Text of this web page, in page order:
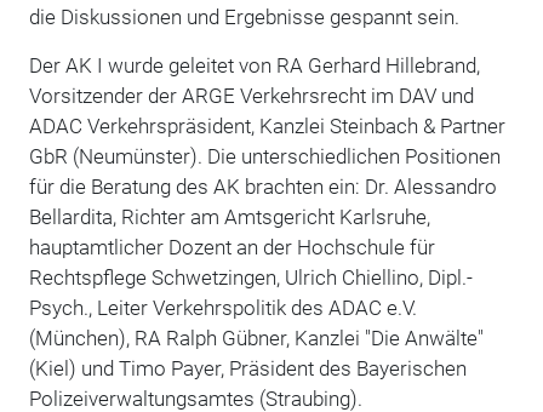
die Diskussionen und Ergebnisse gespannt sein.
Der AK I wurde geleitet von RA Gerhard Hillebrand,
Vorsitzender der ARGE Verkehrsrecht im DAV und
ADAC Verkehrspräsident, Kanzlei Steinbach & Partner
GbR (Neumünster). Die unterschiedlichen Positionen
für die Beratung des AK brachten ein: Dr. Alessandro
Bellardita, Richter am Amtsgericht Karlsruhe,
hauptamtlicher Dozent an der Hochschule für
Rechtspflege Schwetzingen, Ulrich Chiellino, Dipl.-
Psych., Leiter Verkehrspolitik des ADAC e.V.
(München), RA Ralph Gübner, Kanzlei "Die Anwälte"
(Kiel) und Timo Payer, Präsident des Bayerischen
Polizeiverwaltungsamtes (Straubing).